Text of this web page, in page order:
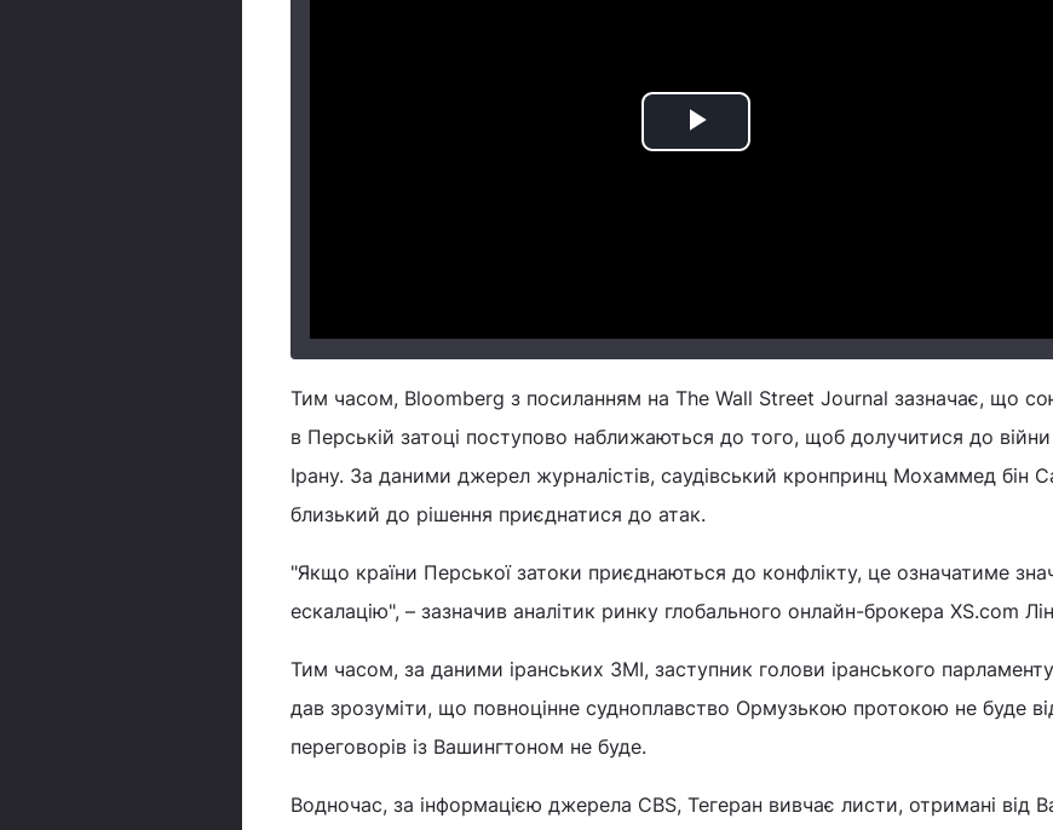
Play
Тим часом, Bloomberg з посиланням на The Wall Street Journal зазначає, що
в Перській затоці поступово наближаються до того, щоб долучитися до
Ірану. За даними джерел журналістів, саудівський кронпринц Мохаммед бін
близький до рішення приєднатися до атак.
"Якщо країни Перської затоки приєднаються до конфлікту, це означатиме
ескалацію", – зазначив аналітик ринку глобального онлайн-брокера XS.com
Тим часом, за даними іранських ЗМІ, заступник голови іранського
дав зрозуміти, що повноцінне судноплавство Ормузькою протокою не буде
переговорів із Вашингтоном не буде.
Водночас, за інформацією джерела CBS, Тегеран вивчає листи, отримані від